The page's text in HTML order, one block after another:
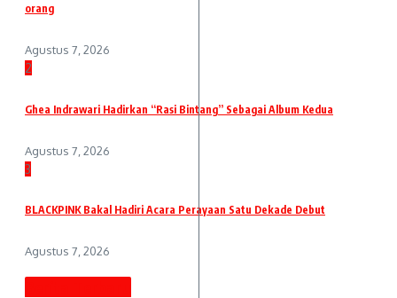
orang
Agustus 7, 2026
2
Ghea Indrawari Hadirkan “Rasi Bintang” Sebagai Album Kedua
Agustus 7, 2026
3
BLACKPINK Bakal Hadiri Acara Perayaan Satu Dekade Debut
Agustus 7, 2026